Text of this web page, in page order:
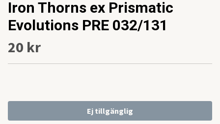
Iron Thorns ex Prismatic
Evolutions PRE 032/131
20 kr
Ej tillgänglig